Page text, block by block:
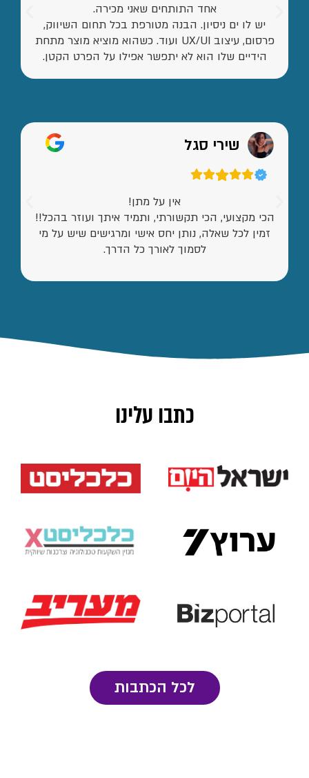
אחד התותחים שאני מכירה.
יש לו ים ניסיון. הבנה מטורפת בכל תחום השיווק,
פרסום, עיצוב UX/UI ועוד. כשהוא מוציא מוצר מתחת
הידיים שלו הוא לא יתפשר אפילו על הפרט הקטן.
שירי סגל
אין על מתן!
הכי מקצועי, הכי תקשורתי, ותמיד איתך ועוזר בהכל!!
זמין לכל שאלה, נותן יחס אישי ומרגישים שיש על מי
לסמוך לאורך כל הדרך.
כתבו עלינו
לכל הכתבות